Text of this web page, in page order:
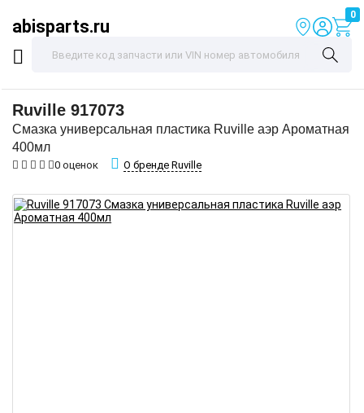
abisparts.ru
0
Ruville 917073
Смазка универсальная пластика Ruville аэр Ароматная
400мл
0 оценок О бренде Ruville